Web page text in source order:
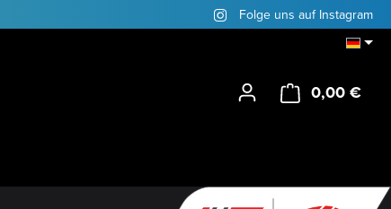
Folge uns auf Instagram
0,00 €